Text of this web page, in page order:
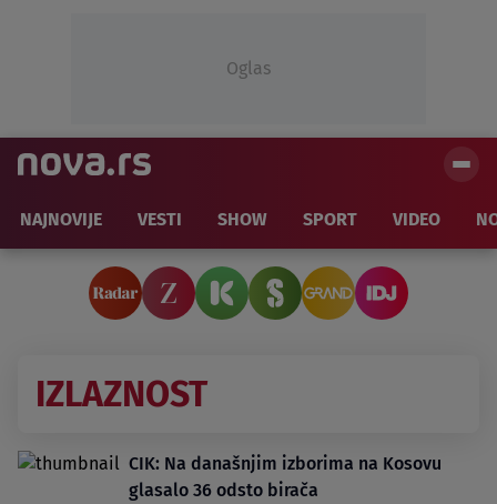
Oglas
NAJNOVIJE VESTI SHOW SPORT VIDEO
IZLAZNOST
CIK: Na današnjim izborima na Kosovu
glasalo 36 odsto birača